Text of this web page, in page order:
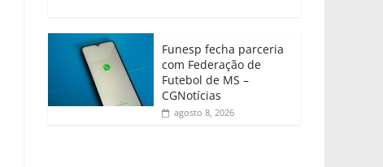
Funesp fecha parceria
com Federação de
Futebol de MS –
CGNotícias
agosto 8, 2026